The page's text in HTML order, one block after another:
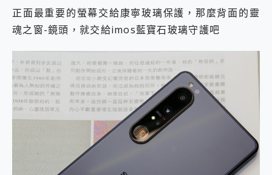
正面最重要的螢幕交給康寧玻璃保護，那麼背面的靈
魂之窗-鏡頭，就交給imos藍寶石玻璃守護吧